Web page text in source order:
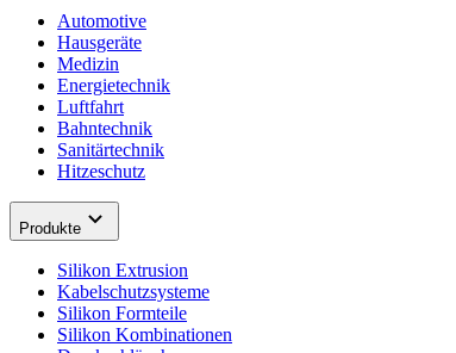
Automotive
Hausgeräte
Medizin
Energietechnik
Luftfahrt
Bahntechnik
Sanitärtechnik
Hitzeschutz
Produkte
Silikon Extrusion
Kabelschutzsysteme
Silikon Formteile
Silikon Kombinationen